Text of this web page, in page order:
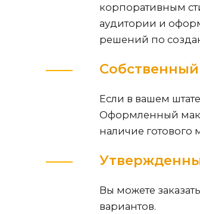
корпоративным
аудитории и
решений по
Если в вашем
Оформленный
наличие готового
Вы можете
вариантов.